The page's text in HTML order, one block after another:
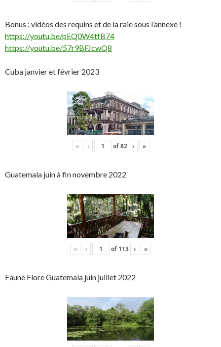
Bonus : vidéos des requins et de la raie sous l’annexe !
https://youtu.be/pEQ0W4tfB74
https://youtu.be/57r9BFJcwQ8
Cuba janvier et février 2023
« ‹ of82 › »
Guatemala juin à fin novembre 2022
« ‹ of 113 › »
Faune Flore Guatemala juin juillet 2022